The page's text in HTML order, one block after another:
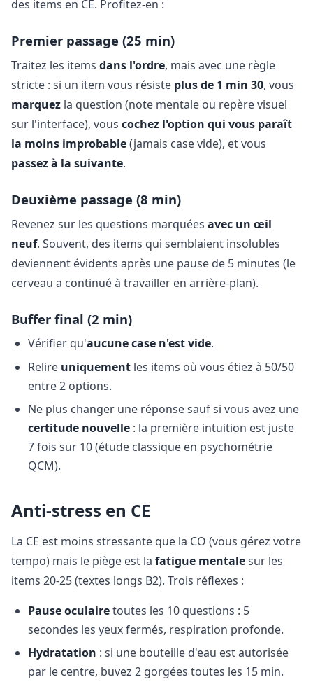
des items en CE. Profitez-en :
Premier passage (25 min)
Traitez les items dans l'ordre, mais avec une règle
stricte : si un item vous résiste plus de 1 min 30, vous
marquez la question (note mentale ou repère visuel
sur l'interface), vous cochez l'option qui vous paraît
la moins improbable(jamais case vide), et vous
passez à la suivante.
Deuxième passage (8 min)
Revenez sur les questions marquées avec un œil
neuf. Souvent, des items qui semblaient insolubles
deviennent évidents après une pause de 5 minutes (le
cerveau a continué à travailler en arrière-plan).
Buffer final (2 min)
Vérifier qu'aucune case n'est vide.
Relire uniquement les items où vous étiez à 50/50
entre 2 options.
Ne plus changer une réponse sauf si vous avez une
certitude nouvelle : la première intuition est juste
7 fois sur 10 (étude classique en psychométrie
QCM).
Anti-stress en CE
La CE est moins stressante que la CO (vous gérez votre
tempo) mais le piège est la fatigue mentalesur les
items 20-25 (textes longs B2). Trois réflexes :
Pause oculairetoutes les 10 questions : 5
secondes les yeux fermés, respiration profonde.
Hydratation : si une bouteille d'eau est autorisée
par le centre, buvez 2 gorgées toutes les 15 min.